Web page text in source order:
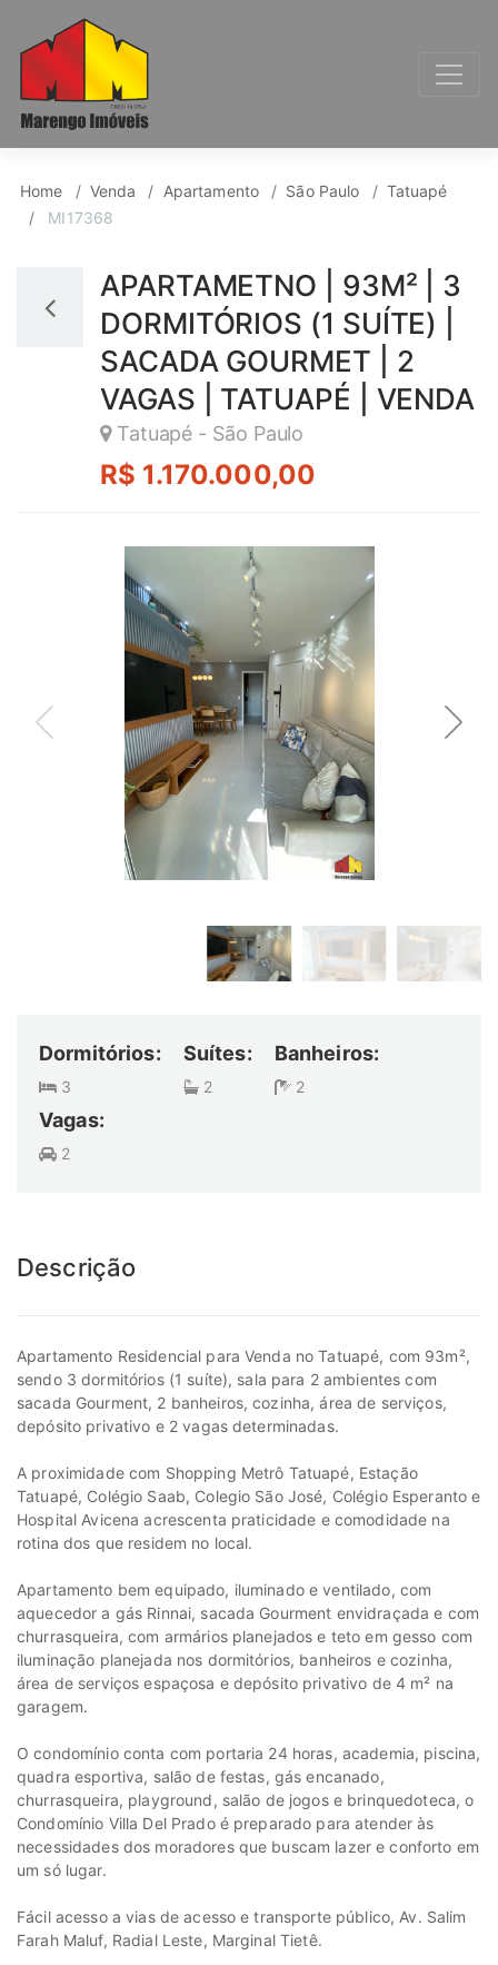
Apartamento para
Home Venda Apartamento São Paulo
Tatuapé
MI17368
APARTAMETNO | 93M² | 3
DORMITÓRIOS (1 SUÍTE) |
SACADA GOURMET | 2
VAGAS | TATUAPÉ | VENDA
Tatuapé - São Paulo
R$ 1.170.000,00
Dormitórios:
3
Suítes:
2
Banheiros:
2
Vagas:
2
Descrição
Apartamento Residencial para Venda no Tatuapé, com 93m²,
sendo 3 dormitórios (1 suíte), sala para 2 ambientes com
sacada Gourment, 2 banheiros, cozinha, área de serviços,
depósito privativo e 2 vagas determinadas.
A proximidade com Shopping Metrô Tatuapé, Estação
Tatuapé, Colégio Saab, Colegio São José, Colégio Esperanto e
Hospital Avicena acrescenta praticidade e comodidade na
rotina dos que residem no local.
Apartamento bem equipado, iluminado e ventilado, com
aquecedor a gás Rinnai, sacada Gourment envidraçada e com
churrasqueira, com armários planejados e teto em gesso com
iluminação planejada nos dormitórios, banheiros e cozinha,
área de serviços espaçosa e depósito privativo de 4 m² na
garagem.
O condomínio conta com portaria 24 horas, academia, piscina,
quadra esportiva, salão de festas, gás encanado,
churrasqueira, playground, salão de jogos e brinquedoteca, o
Condomínio Villa Del Prado é preparado para atender às
necessidades dos moradores que buscam lazer e conforto em
um só lugar.
Fácil acesso a vias de acesso e transporte público, Av. Salim
Farah Maluf, Radial Leste, Marginal Tietê.